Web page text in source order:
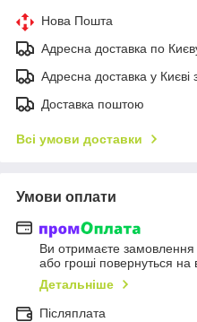
Нова Пошта
Адресна доставка по
Адресна доставка у Києві
Доставка поштою
Всі умови доставки
Умови оплати
Ви отримаєте замовлення
або гроші повернуться на
Детальніше
Післяплата